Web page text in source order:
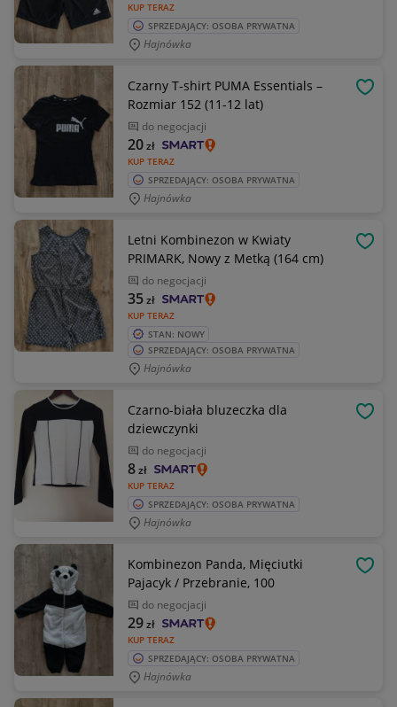
KUP TERAZ
SPRZEDAJĄCY: OSOBA PRYWATNA
Hajnówka
Czarny T-shirt PUMA Essentials –
Rozmiar 152 (11-12 lat)
do negocjacji
KUP TERAZ
20zł
SPRZEDAJĄCY: OSOBA PRYWATNA
Hajnówka
Letni Kombinezon w Kwiaty
PRIMARK, Nowy z Metką (164 cm)
do negocjacji
KUP TERAZ
35zł
STAN: NOWY
SPRZEDAJĄCY: OSOBA PRYWATNA
Hajnówka
Czarno-biała bluzeczka dla
dziewczynki
do negocjacji
KUP TERAZ
8zł
SPRZEDAJĄCY: OSOBA PRYWATNA
Hajnówka
Kombinezon Panda, Mięciutki
Pajacyk / Przebranie, 100
do negocjacji
KUP TERAZ
29zł
SPRZEDAJĄCY: OSOBA PRYWATNA
Hajnówka